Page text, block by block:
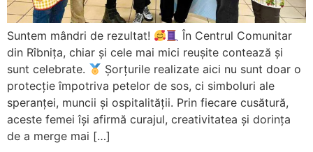
Suntem mândri de rezultat!
În Centrul Comunitar
din Rîbnița, chiar și cele mai mici reușite contează și
sunt celebrate.
Șorțurile realizate aici nu sunt doar o
protecție împotriva petelor de sos, ci simboluri ale
speranței, muncii și ospitalității. Prin fiecare cusătură,
aceste femei își afirmă curajul, creativitatea și dorința
de a merge mai […]